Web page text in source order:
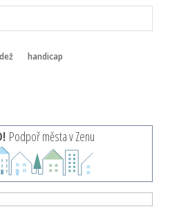
handicap
Podpoř města v Zenu